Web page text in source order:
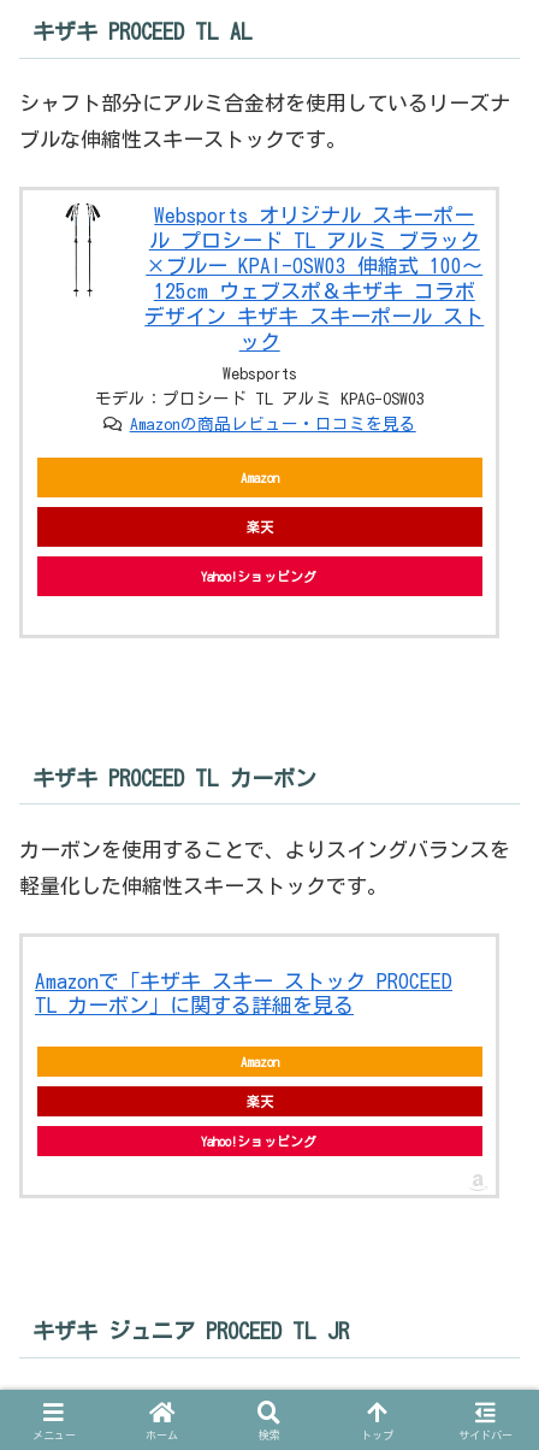
キザキ PROCEED TL AL
シャフト部分にアルミ合金材を使用しているリーズナ
ブルな伸縮性スキーストックです。
Websports オリジナル スキーポー
ル プロシード TL アルミ ブラック
×ブルー KPAI-OSW03 伸縮式 100～
125cm ウェブスポ＆キザキ コラボ
デザイン キザキ スキーポール スト
ック
Websports
モデル：プロシード TL アルミ KPAG-OSW03
Amazonの商品レビュー・口コミを見る
Amazon
楽天
Yahoo!ショッピング
キザキ PROCEED TL カーボン
カーボンを使用することで、よりスイングバランスを
軽量化した伸縮性スキーストックです。
Amazonで「キザキ スキー ストック PROCEED
TL カーボン」に関する詳細を見る
Amazon
楽天
Yahoo!ショッピング
キザキ ジュニア PROCEED TL JR
ジュニア向けのリーズナブルな伸縮性スキーストッ
ク。長さ(cm)を、75～105 の間で調整できます。
メニュー ホーム 検索 トップ サイドバー